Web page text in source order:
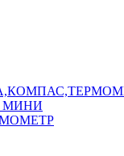
МИНИ